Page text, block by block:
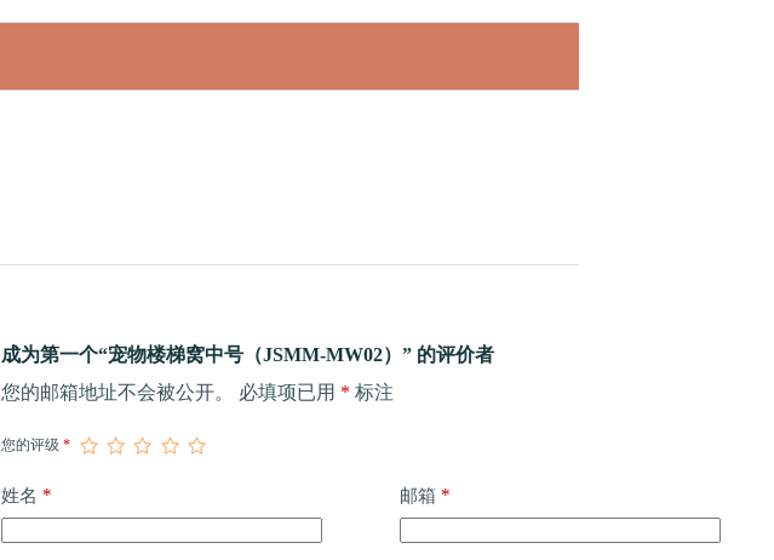
成为第一个“宠物楼梯窝中号（JSMM-MW02）” 的评价者
您的邮箱地址不会被公开。
必填项已用 * 标注
您的评级 *
姓名 * 邮箱 *